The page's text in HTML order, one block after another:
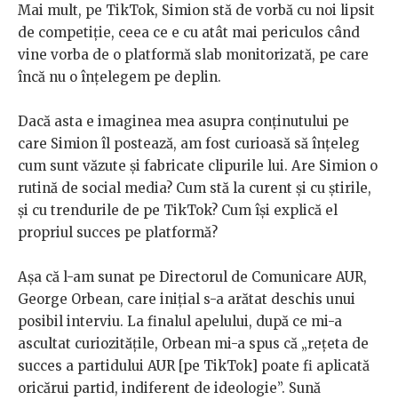
Mai mult, pe TikTok, Simion stă de vorbă cu noi lipsit
de competiție, ceea ce e cu atât mai periculos când
vine vorba de o platformă slab monitorizată, pe care
încă nu o înțelegem pe deplin.
Dacă asta e imaginea mea asupra conținutului pe
care Simion îl postează, am fost curioasă să înțeleg
cum sunt văzute și fabricate clipurile lui. Are Simion o
rutină de social media? Cum stă la curent și cu știrile,
și cu trendurile de pe TikTok? Cum își explică el
propriul succes pe platformă?
Așa că l-am sunat pe Directorul de Comunicare AUR,
George Orbean, care inițial s-a arătat deschis unui
posibil interviu. La finalul apelului, după ce mi-a
ascultat curiozitățile, Orbean mi-a spus că „rețeta de
succes a partidului AUR [pe TikTok] poate fi aplicată
oricărui partid, indiferent de ideologie”. Sună